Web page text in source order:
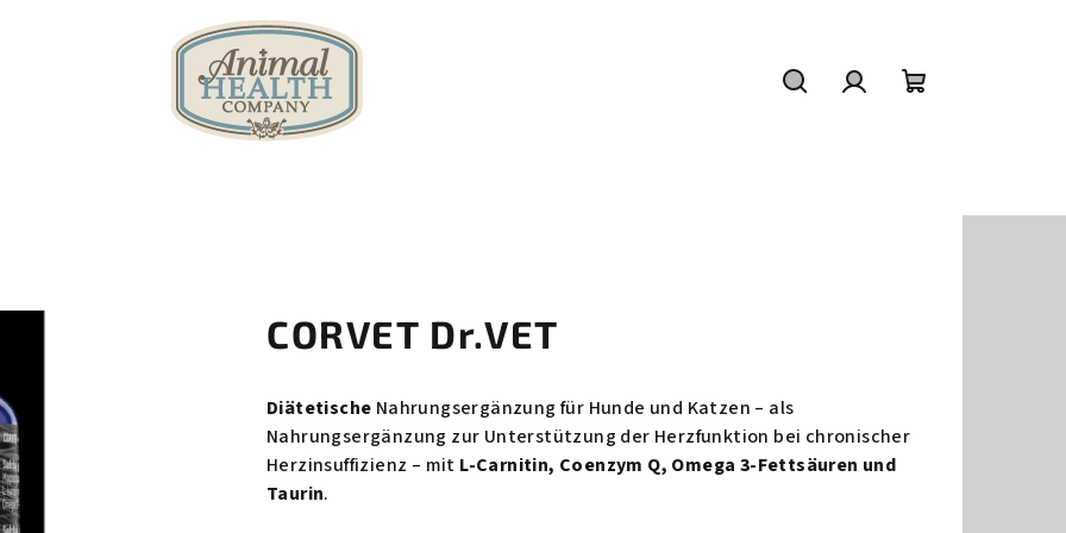
CORVET Dr.VET
Diätetische Nahrungsergänzung für Hunde und Katzen – als
Nahrungsergänzung zur Unterstützung der Herzfunktion bei chronischer
Herzinsuffizienz – mit L-Carnitin, Coenzym Q, Omega 3-Fettsäuren und
Taurin.